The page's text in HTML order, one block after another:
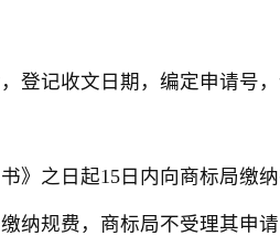
记收文日期，编定申请号
之日起15日内向商标局缴
纳规费，商标局不受理其申请